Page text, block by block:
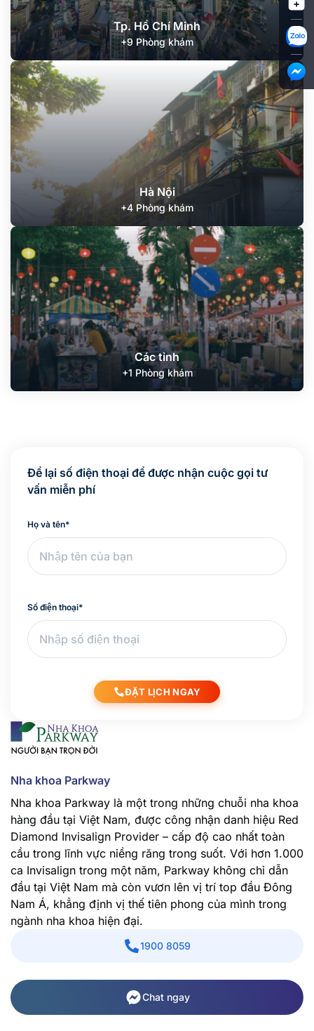
Tp. Hồ Chí Minh
+9 Phòng khám
Hà Nội
+4 Phòng khám
Các tỉnh
+1 Phòng khám
Để lại số điện thoại để được nhận cuộc gọi tư
vấn miễn phí
Họ và tên*
Số điện thoại*
ĐẶT LỊCH NGAY
Nha khoa Parkway
Nha khoa Parkway là một trong những chuỗi nha khoa
hàng đầu tại Việt Nam, được công nhận danh hiệu Red
Diamond Invisalign Provider – cấp độ cao nhất toàn
cầu trong lĩnh vực niềng răng trong suốt. Với hơn 1.000
ca Invisalign trong một năm, Parkway không chỉ dẫn
đầu tại Việt Nam mà còn vươn lên vị trí top đầu Đông
Nam Á, khẳng định vị thế tiên phong của mình trong
ngành nha khoa hiện đại.
1900 8059
Chat ngay